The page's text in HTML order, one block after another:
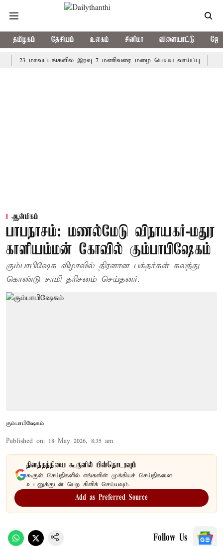
தமிழகம் தேசியம் உலகம் சினிமா விளையாட்டு
மாவட்டங்களில் இரவு 7 மணிவரை மழை பெய்ய வாய்ப்பு கொரிய
ஆன்மிகம்
பாபநாசம்: மணல்மேடு விநாயகர்-மதுர
காளியம்மன் கோவில் கும்பாபிஷேகம்
கும்பாபிஷேக விழாவில் திரளான பக்தர்கள் கலந்து
கொண்டு சாமி தரிசனம் செய்தனர்.
கும்பாபிஷேகம்
Published on: 18 May 2026, 8:35 am
தினத்தந்தியை கூகுளில் பின்தொடரவும்
கூகுள் செய்திகளில் எங்களின் முக்கியச் செய்திகளை
உடனுக்குடன் பெற கிளிக் செய்யவும்.
Add as Preferred Source
Follow Us